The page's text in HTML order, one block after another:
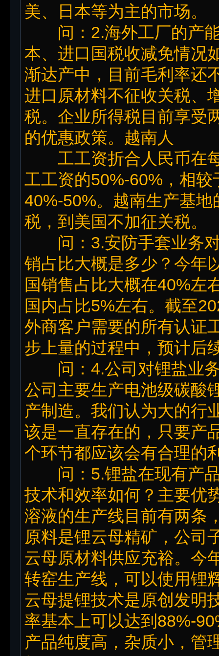
美、日本等为主的市场。
问：2.海外工厂的产能
本、进口国税收减免情况
渐达产中，目前毛利率还
进口原材料不征收关税、
税。企业所得税目前享受
的优惠政策。越南人
工工资折合人民币在每
工工资的50%-60%，相
40%-50%。越南生产基
税，到美国不加征关税。
问：3.安防手套业务对
销占比大概是多少？今年
国销售占比大概在40%左
国内占比5%左右。截至
外商客户需要的所有认证
步上量的过程中，预计后
问：4.公司对锂盐业务
公司主要生产电池级碳酸
产制造。我们认为大的行
该是一直存在的，只要产
个环节都应该会有合理的
问：5.锂盐在现有产品
技术和效率如何？主要优
溶液的生产线目前有两条
原料是锂云母精矿，公司
云母原材料供应充裕。今
转窑生产线，可以使用锂
云母提锂技术是原创发明
率基本上可以达到88%-
产品纯度高，杂质小，管